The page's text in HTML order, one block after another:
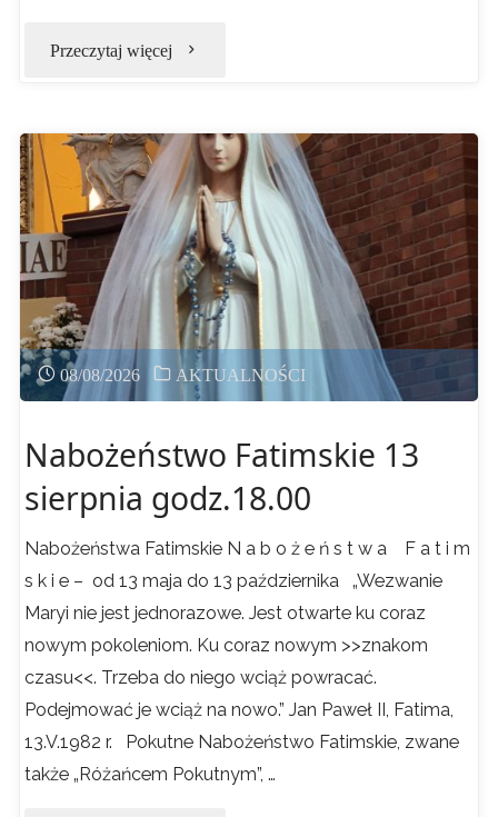
Przeczytaj więcej "Wniebowzięcie
Maryi
Panny"
08/08/2026 AKTUALNOŚCI
Nabożeństwo Fatimskie 13
sierpnia godz.18.00
Nabożeństwa Fatimskie N a b o ż e ń s t w a F a t i m
s k i e – od 13 maja do 13 października „Wezwanie
Maryi nie jest jednorazowe. Jest otwarte ku coraz
nowym pokoleniom. Ku coraz nowym >>znakom
czasu<<. Trzeba do niego wciąż powracać.
Podejmować je wciąż na nowo.” Jan Paweł II, Fatima,
13.V.1982 r. Pokutne Nabożeństwo Fatimskie, zwane
także „Różańcem Pokutnym”, …